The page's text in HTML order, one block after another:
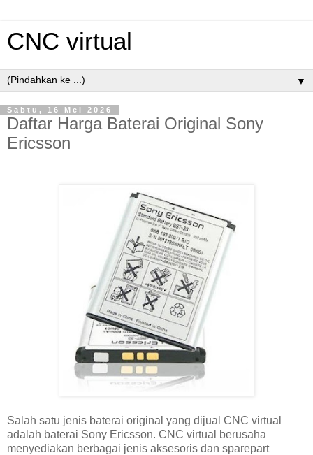
CNC virtual
▼
Sabtu, 16 Mei 2026
Daftar Harga Baterai Original Sony
Ericsson
Salah satu jenis baterai original yang dijual CNC virtual
adalah baterai Sony Ericsson. CNC virtual berusaha
menyediakan berbagai jenis aksesoris dan sparepart